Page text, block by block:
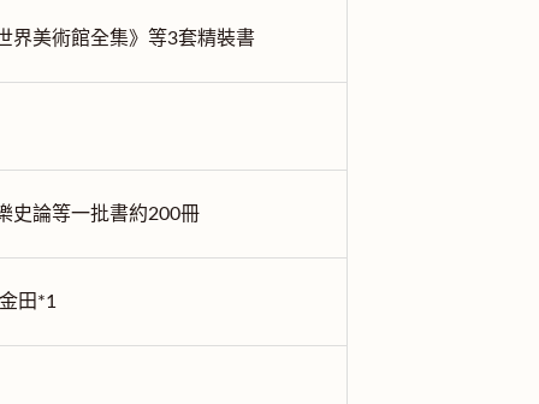
界美術館全集》等3套精裝書
史論等一批書約200冊
田*1